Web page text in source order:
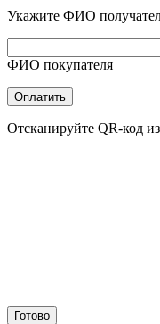
Укажите ФИО
ФИО покупателя
Оплатить
Отсканируйте QR-код
Готово